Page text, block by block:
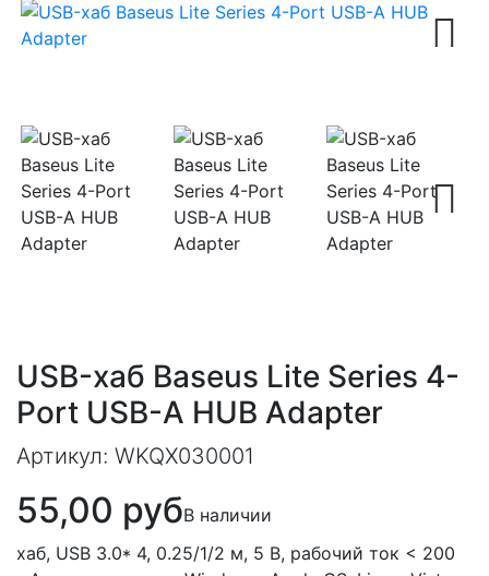
USB-хаб Baseus Lite Series 4-
Port USB-A HUB Adapter
Артикул: WKQX030001
55,00 рубВ наличии
хаб, USB 3.0* 4, 0.25/1/2 м, 5 В, рабочий ток < 200